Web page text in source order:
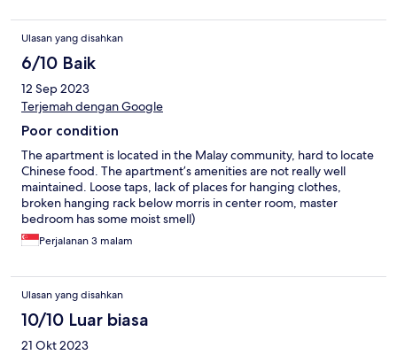
Ulasan yang disahkan
6/10 Baik
12 Sep 2023
Terjemah dengan Google
Poor condition
The apartment is located in the Malay community, hard to locate
Chinese food. The apartment’s amenities are not really well
maintained. Loose taps, lack of places for hanging clothes,
broken hanging rack below morris in center room, master
bedroom has some moist smell)
Perjalanan 3 malam
Ulasan yang disahkan
10/10 Luar biasa
21 Okt 2023